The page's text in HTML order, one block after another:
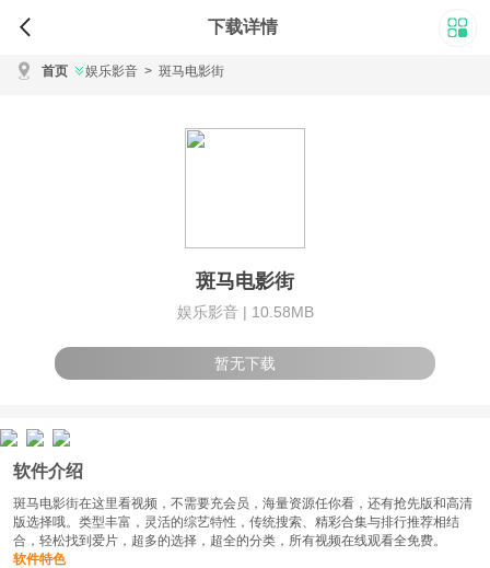
下载详情
首页 娱乐影音 > 斑马电影街
斑马电影街
娱乐影音 | 10.58MB
暂无下载
软件介绍
斑马电影街在这里看视频，不需要充会员，海量资源任你看，还有抢先版和高清
版选择哦。类型丰富，灵活的综艺特性，传统搜索、精彩合集与排行推荐相结
合，轻松找到爱片，超多的选择，超全的分类，所有视频在线观看全免费。
软件特色